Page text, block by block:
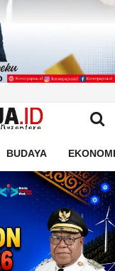
BUDAYA EKONOMI